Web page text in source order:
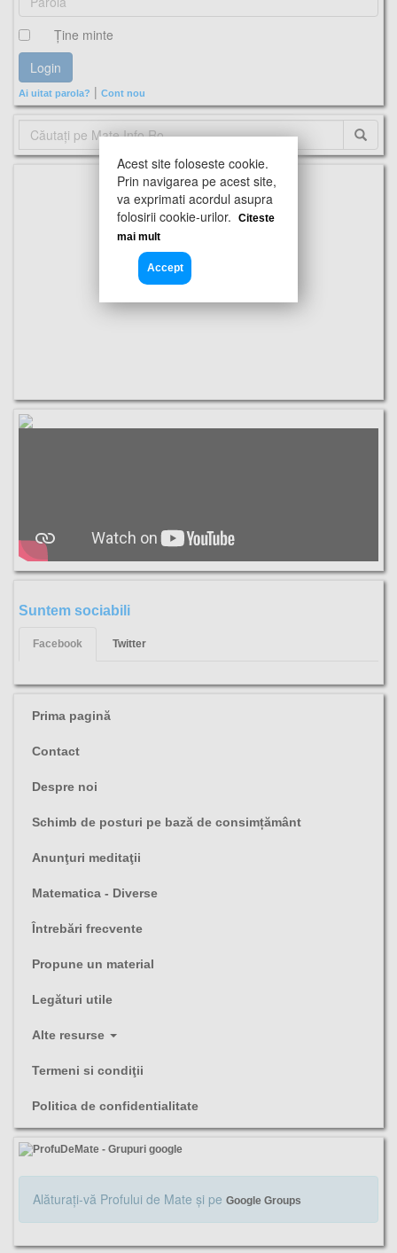
Ţine minte
Ai uitat parola? | Cont nou
Suntem sociabili
Facebook Twitter
Prima pagină
Contact
Despre noi
Schimb de posturi pe bază de consimțământ
Anunţuri meditaţii
Matematica - Diverse
Întrebări frecvente
Propune un material
Legături utile
Alte resurse
Termeni si condiţii
Politica de confidentialitate
Alăturaţi-vă Profului de Mate şi pe Google Groups
Acest site foloseste cookie.
Prin navigarea pe acest site,
va exprimati acordul asupra
folosirii cookie-urilor.
Citeste
mai mult
Accept